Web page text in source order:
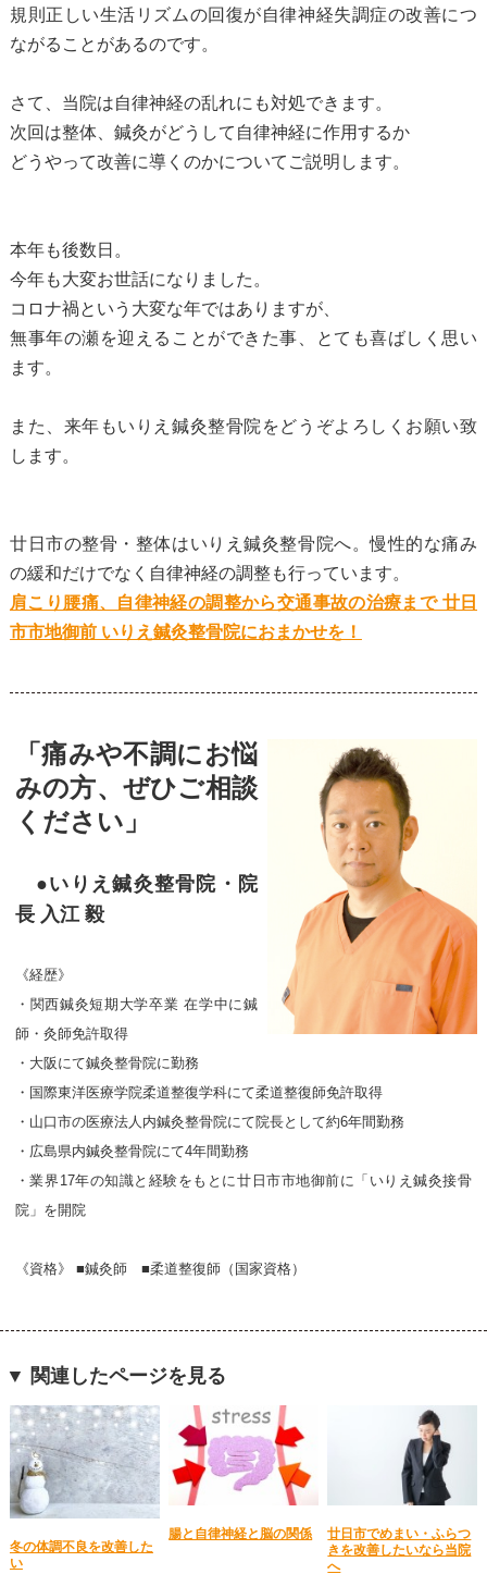
規則正しい生活リズムの回復が自律神経失調症の改善につ
ながることがあるのです。
さて、当院は自律神経の乱れにも対処できます。
次回は整体、鍼灸がどうして自律神経に作用するか
どうやって改善に導くのかについてご説明します。
本年も後数日。
今年も大変お世話になりました。
コロナ禍という大変な年ではありますが、
無事年の瀬を迎えることができた事、とても喜ばしく思い
ます。
また、来年もいりえ鍼灸整骨院をどうぞよろしくお願い致
します。
廿日市の整骨・整体はいりえ鍼灸整骨院へ。慢性的な痛み
の緩和だけでなく自律神経の調整も行っています。
肩こり腰痛、自律神経の調整から交通事故の治療まで 廿日
市市地御前 いりえ鍼灸整骨院におまかせを！
「痛みや不調にお悩
みの方、ぜひご相談
ください」
●いりえ鍼灸整骨院・院
長 入江 毅
《経歴》
・関西鍼灸短期大学卒業 在学中に鍼
師・灸師免許取得
・大阪にて鍼灸整骨院に勤務
・国際東洋医療学院柔道整復学科にて柔道整復師免許取得
・山口市の医療法人内鍼灸整骨院にて院長として約6年間勤務
・広島県内鍼灸整骨院にて4年間勤務
・業界17年の知識と経験をもとに廿日市市地御前に「いりえ鍼灸接骨
院」を開院
《資格》 ■鍼灸師 ■柔道整復師（国家資格）
▼ 関連したページを見る
冬の体調不良を改善した
い
腸と自律神経と脳の関係
廿日市でめまい・ふらつ
きを改善したいなら当院
へ